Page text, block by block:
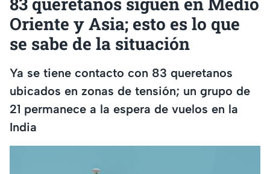
Oriente y Asia; esto es lo que
se sabe de la situación
Ya se tiene contacto con 83 queretanos
ubicados en zonas de tensión; un grupo de
21 permanece a la espera de vuelos en la
India